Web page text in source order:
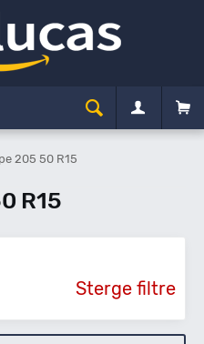
205 50 R15
R15
Sterge filtre